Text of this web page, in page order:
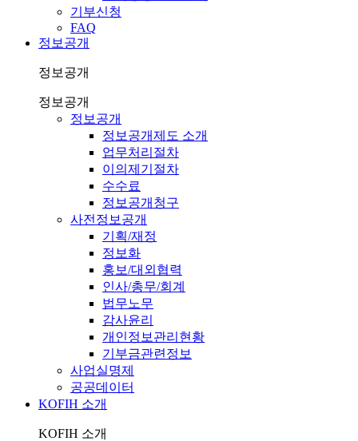
기부신청
FAQ
정보공개
정보공개
정보공개
정보공개
정보공개제도 소개
업무처리절차
이의제기절차
수수료
정보공개청구
사전정보공개
기획/재정
정보화
홍보/대외협력
인사/총무/회계
법무노무
감사윤리
개인정보관리현황
기부금관련정보
사업실명제
공공데이터
KOFIH 소개
KOFIH 소개